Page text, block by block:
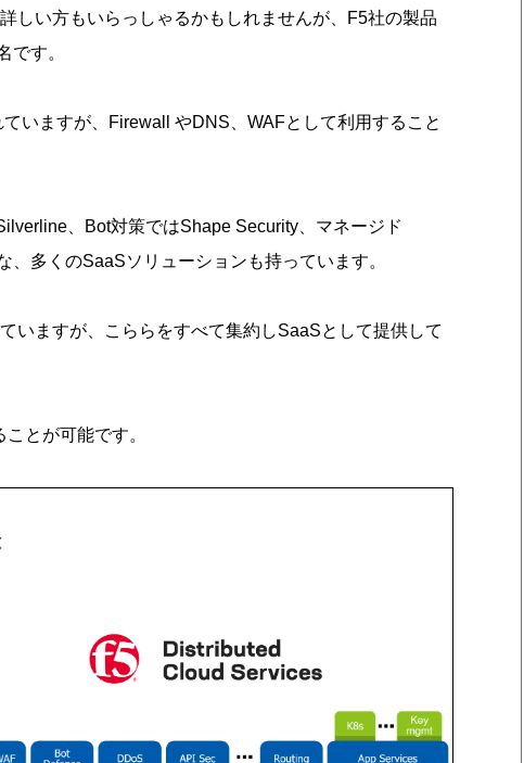
しい方もいらっしゃるかもしれませんが、F5社の製品
です。
いますが、Firewall やDNS、WAFとして利用すること
、Bot対策ではShape Security、マネージド
多くのSaaSソリューションも持っています。
いますが、こららをすべて集約しSaaSとして提供して
とが可能です。